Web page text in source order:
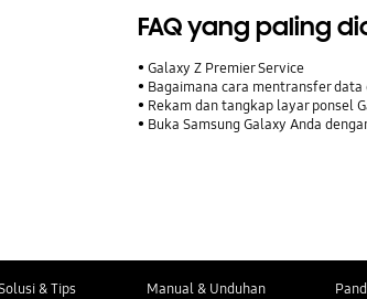
FAQ yang paling
Galaxy Z Premier Service
Bagaimana cara mentransfer
Rekam dan tangkap layar ponsel
Buka Samsung Galaxy Anda
& Tips Manual & Unduhan